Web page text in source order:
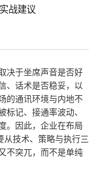
战建议
决于坐席声音是否好
、话术是否稳妥，以
的通讯环境与内地不
标记、接通率波动、
。因此，企业在布局
从技术、策略与执行三
不突兀，而不是单纯